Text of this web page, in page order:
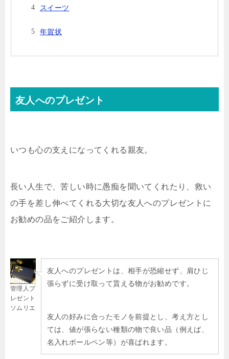
スイーツ
年賀状
友人へのプレゼント
いつも心の支えになってくれる親友。
長い人生で、苦しい時に愚痴を聞いてくれたり、救い
の手を差し伸べてくれる大切な友人へのプレゼントに
お勧めの品をご紹介します。
管理人プ
レゼント
ソムリエ
友人へのプレゼントは、相手が恐縮せず、肩ひじ
張らずに受け取って貰える物がお勧めです。
友人の好みに合ったモノを前提とし、考え方とし
ては、値が張らない種類の物で良い品（例えば、
名入れボールペン等）が喜ばれます。